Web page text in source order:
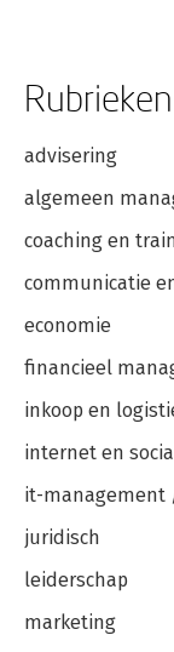
Rubrieken
advisering
algemeen
coaching en
communicatie
economie
financieel
inkoop en
internet en
it-management
juridisch
leiderschap
marketing